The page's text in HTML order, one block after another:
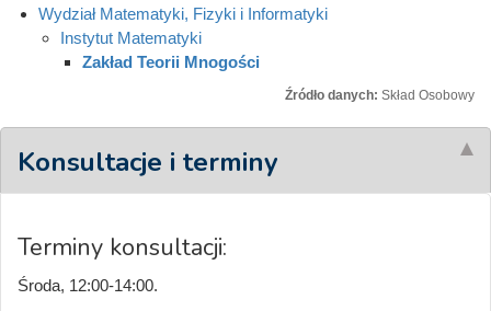
Wydział Matematyki, Fizyki i Informatyki
Instytut Matematyki
Zakład Teorii Mnogości
Źródło danych: Skład Osobowy
Konsultacje i terminy
Terminy konsultacji:
Środa, 12:00-14:00.